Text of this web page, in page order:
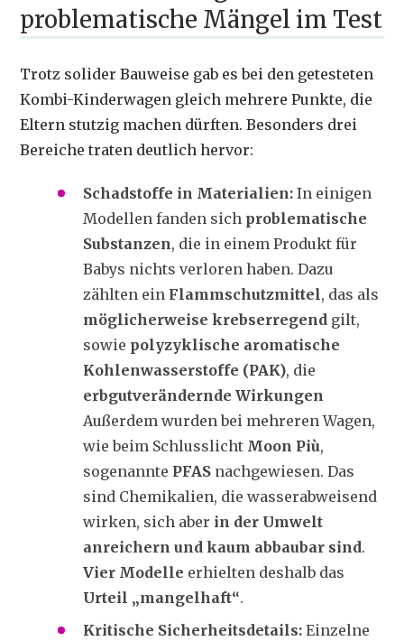
problematische Mängel im Test
Trotz solider Bauweise gab es bei den getesteten
Kombi-Kinderwagen gleich mehrere Punkte, die
Eltern stutzig machen dürften. Besonders drei
Bereiche traten deutlich hervor:
Schadstoffe in Materialien: In einigen
Modellen fanden sich problematische
Substanzen, die in einem Produkt für
Babys nichts verloren haben. Dazu
zählten ein Flammschutzmittel, das als
möglicherweise krebserregend gilt,
sowie polyzyklische aromatische
Kohlenwasserstoffe (PAK), die
erbgutverändernde Wirkungen
Außerdem wurden bei mehreren Wagen,
wie beim Schlusslicht Moon Più,
sogenannte PFAS nachgewiesen. Das
sind Chemikalien, die wasserabweisend
wirken, sich aber in der Umwelt
anreichern und kaum abbaubar sind.
Vier Modelle erhielten deshalb das
Urteil „mangelhaft“.
Kritische Sicherheitsdetails: Einzelne